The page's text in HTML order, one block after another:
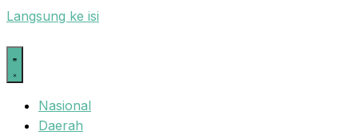
Langsung ke isi
Nasional
Daerah